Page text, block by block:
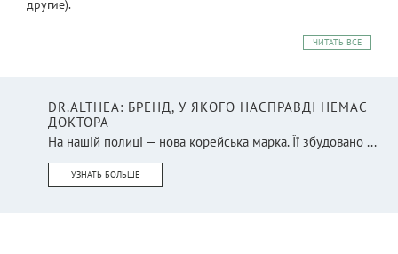
другие).
ЧИТАТЬ ВСЕ
DR.ALTHEA: БРЕНД, У ЯКОГО НАСПРАВДІ НЕМАЄ
ДОКТОРА
На нашій полиці — нова корейська марка. Її збудовано ...
УЗНАТЬ БОЛЬШЕ